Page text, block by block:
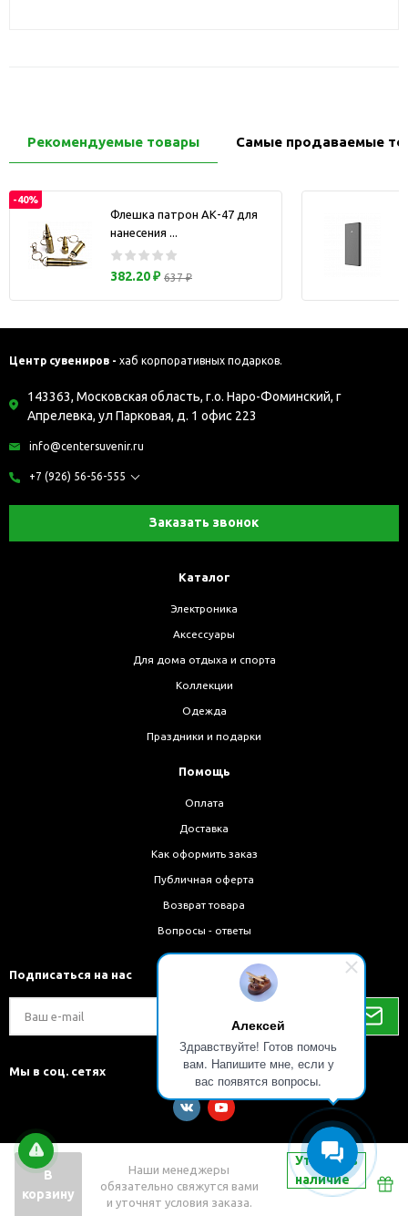
Алексей
Здравствуйте! Готов помочь
вам. Напишите мне, если у
вас появятся вопросы.
Уточнить
наличие
В
корзину
Наши менеджеры
обязательно свяжутся вами
и уточнят условия заказа.
Рекомендуемые товары Самые продаваемые
-40%
Флешка патрон АК-47 для
нанесения ...
382.20 ₽ 637 ₽
Центр сувениров - хаб корпоративных подарков.
143363, Московская область, г.о. Наро-Фоминский, г
Апрелевка, ул Парковая, д. 1 офис 223
info@centersuvenir.ru
+7 (926) 56-56-555
Заказать звонок
Каталог
Электроника
Аксессуары
Для дома отдыха и спорта
Коллекции
Одежда
Праздники и подарки
Помощь
Оплата
Доставка
Как оформить заказ
Публичная оферта
Возврат товара
Вопросы - ответы
Подписаться на нас
Мы в соц. сетях
Разработка и внедрение решений на 1С-Битрикс